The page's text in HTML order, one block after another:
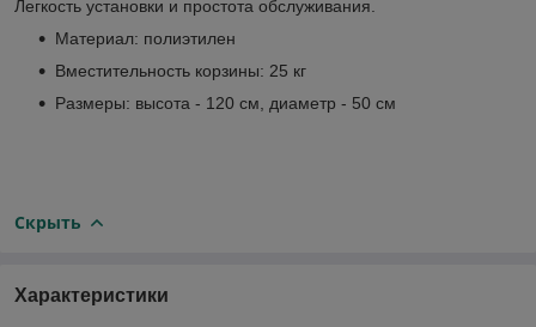
Легкость установки и простота обслуживания.
Материал: полиэтилен
Вместительность корзины: 25 кг
Размеры: высота - 120 см, диаметр - 50 см
Скрыть
Характеристики